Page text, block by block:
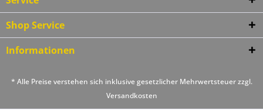
Shop Service
Informationen
* Alle Preise verstehen sich inklusive gesetzlicher Mehrwertsteuer zzgl.
Versandkosten